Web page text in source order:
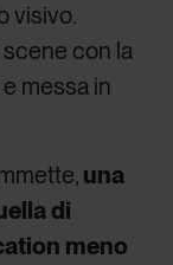
visivo.
con la
messa in
una
di
meno